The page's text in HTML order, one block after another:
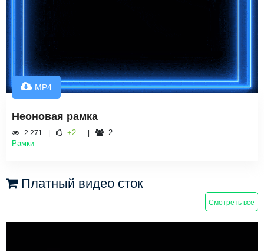
MP4
Неоновая рамка
2 271 +2
2
Рамки
Платный видео сток
Смотреть все